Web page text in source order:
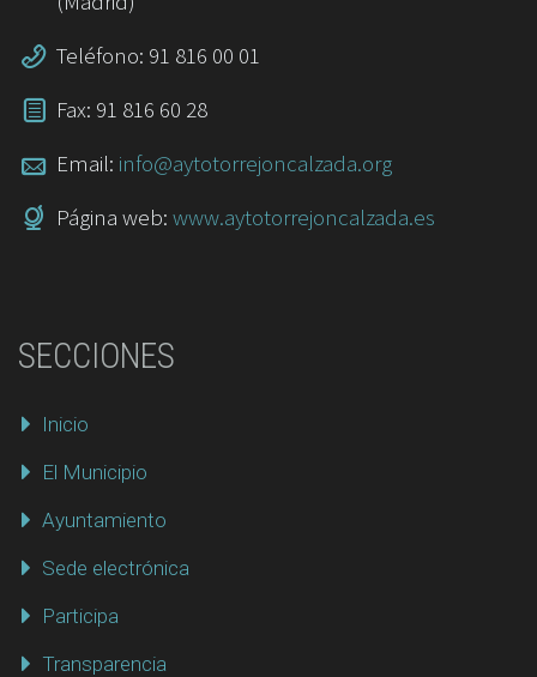
Teléfono: 91 816 00 01
Fax: 91 816 60 28
Email: info@aytotorrejoncalzada.org
Página web: www.aytotorrejoncalzada.es
SECCIONES
Inicio
El Municipio
Ayuntamiento
Sede electrónica
Participa
Transparencia